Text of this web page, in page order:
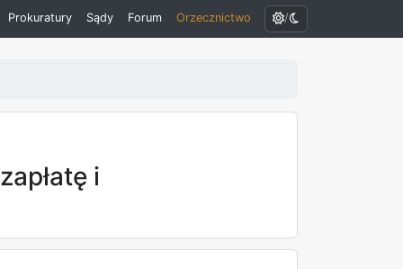
Prokuratury Sądy Forum Orzecznictwo /
i